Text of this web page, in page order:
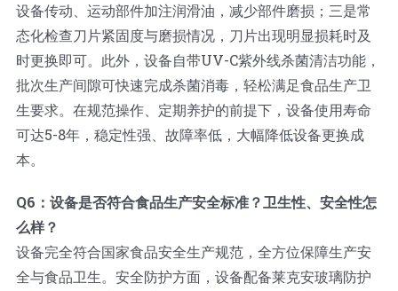
设备传动、运动部件加注润滑油，减少部件磨损；三是常
态化检查刀片紧固度与磨损情况，刀片出现明显损耗时及
时更换即可。此外，设备自带UV-C紫外线杀菌清洁功能，
批次生产间隙可快速完成杀菌消毒，轻松满足食品生产卫
生要求。在规范操作、定期养护的前提下，设备使用寿命
可达5-8年，稳定性强、故障率低，大幅降低设备更换成
本。
Q6：设备是否符合食品生产安全标准？卫生性、安全性怎
么样？
设备完全符合国家食品安全生产规范，全方位保障生产安
全与食品卫生。安全防护方面，设备配备莱克安玻璃防护